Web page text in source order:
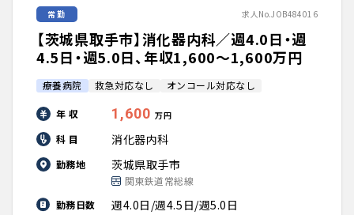
常勤 求人No.JOB484016
【茨城県取手市】消化器内科／週4.0日・週
4.5日・週5.0日、年収1,600〜1,600万円
療養病院 救急対応なし オンコール対応なし
年 収 1,600 万円
科 目 消化器内科
勤務地 茨城県取手市
関東鉄道常総線
勤務日数
週4.0日/週4.5日/週5.0日